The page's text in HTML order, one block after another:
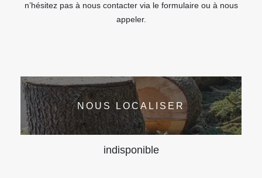
n’hésitez pas à nous contacter via le formulaire ou à nous
appeler.
NOUS LOCALISER
indisponible